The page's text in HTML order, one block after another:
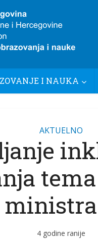
I NAUKA
AKTUELNO
4 godine ranije